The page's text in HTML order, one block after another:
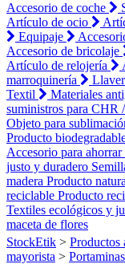
Accesorio de coche
Artículo de ocio
Equipaje
Accesorio de bricolaje
Artículo de relojería
marroquinería
Textil
Materiales
suministros para CHR
Objeto para
Producto
Accesorio para ahorrar
justo y duradero
madera Producto
reciclable Producto
Textiles ecológicos y
maceta de flores
StockEtik > Productos
mayorista >